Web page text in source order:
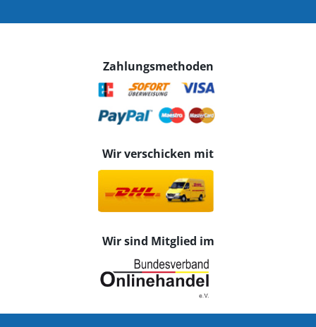
Zahlungsmethoden
Wir verschicken mit
Wir sind Mitglied im